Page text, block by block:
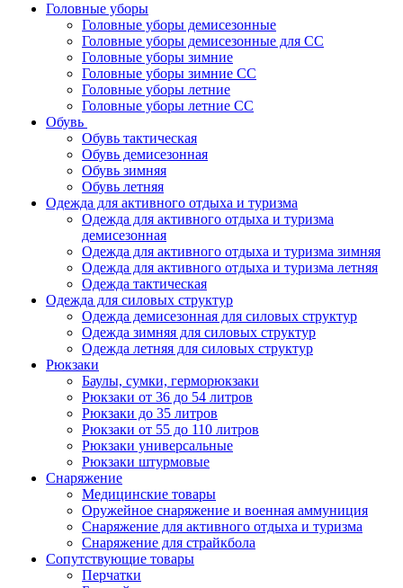
Головные уборы
Головные уборы демисезонные
Головные уборы демисезонные для СС
Головные уборы зимние
Головные уборы зимние СС
Головные уборы летние
Головные уборы летние СС
Обувь
Обувь тактическая
Обувь демисезонная
Обувь зимняя
Обувь летняя
Одежда для активного отдыха и туризма
Одежда для активного отдыха и туризма
демисезонная
Одежда для активного отдыха и туризма зимняя
Одежда для активного отдыха и туризма летняя
Одежда тактическая
Одежда для силовых структур
Одежда демисезонная для силовых структур
Одежда зимняя для силовых структур
Одежда летняя для силовых структур
Рюкзаки
Баулы, сумки, герморюкзаки
Рюкзаки от 36 до 54 литров
Рюкзаки до 35 литров
Рюкзаки от 55 до 110 литров
Рюкзаки универсальные
Рюкзаки штурмовые
Снаряжение
Медицинские товары
Оружейное снаряжение и военная аммуниция
Снаряжение для активного отдыха и туризма
Снаряжение для страйкбола
Сопутствующие товары
Перчатки